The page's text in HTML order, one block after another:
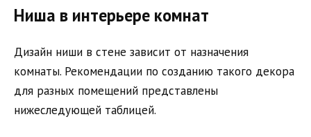
Ниша в интерьере комнат
Дизайн ниши в стене зависит от назначения
комнаты. Рекомендации по созданию такого декора
для разных помещений представлены
нижеследующей таблицей.